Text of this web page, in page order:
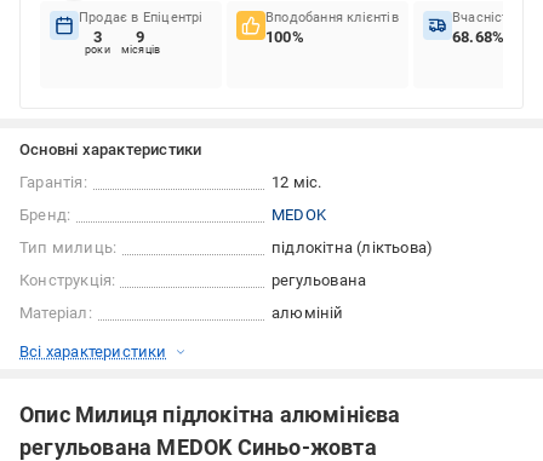
Продає в Епіцентрі
3
роки
9
місяців
Вподобання клієнтів
100%
Вчасність
68.68%
Основні характеристики
Гарантія:
12 міс.
Бренд:
MEDOK
Тип милиць:
підлокітна (ліктьова)
Конструкція:
регульована
Матеріал:
алюміній
Всі характеристики
Опис Милиця підлокітна алюмінієва
регульована MEDOK Синьо-жовта